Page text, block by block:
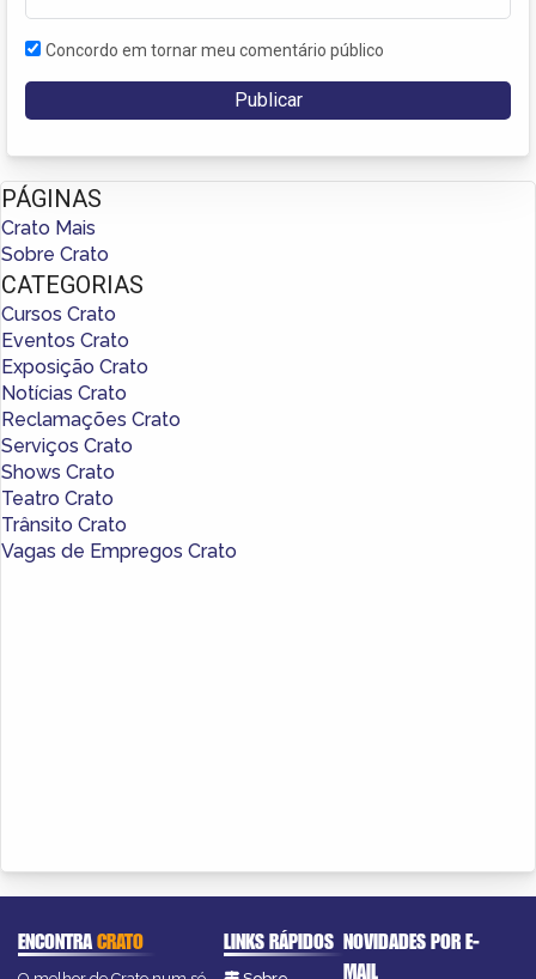
Concordo em tornar meu comentário público
PÁGINAS
Crato Mais
Sobre Crato
CATEGORIAS
Cursos Crato
Eventos Crato
Exposição Crato
Notícias Crato
Reclamações Crato
Serviços Crato
Shows Crato
Teatro Crato
Trânsito Crato
Vagas de Empregos Crato
ENCONTRACRATO LINKS RÁPIDOS NOVIDADES POR E-
MAIL